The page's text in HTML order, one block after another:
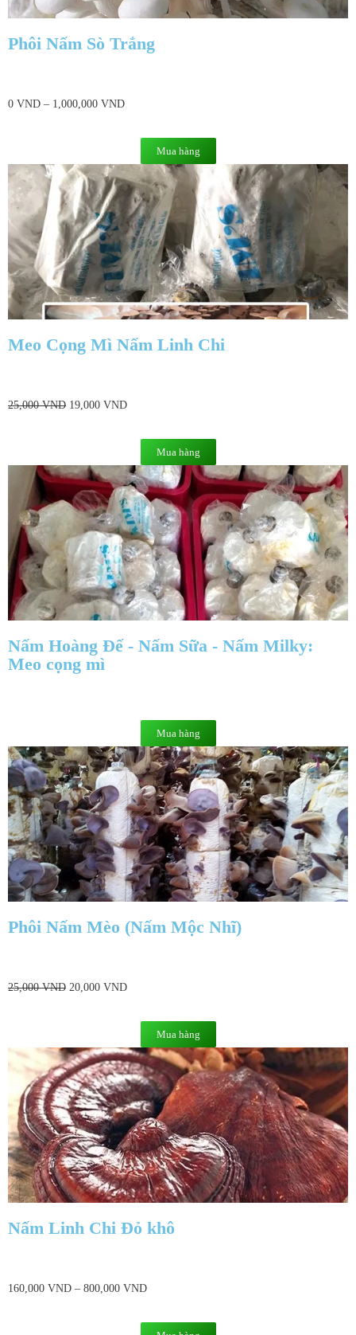
Phôi Nấm Sò Trắng
0 VND – 1,000,000 VND
Mua hàng
Meo Cọng Mì Nấm Linh Chi
25,000VND 19,000 VND
Mua hàng
Nấm Hoàng Đế - Nấm Sữa - Nấm Milky:
Meo cọng mì
Mua hàng
Phôi Nấm Mèo (Nấm Mộc Nhĩ)
25,000VND 20,000 VND
Mua hàng
Nấm Linh Chi Đỏ khô
160,000 VND – 800,000 VND